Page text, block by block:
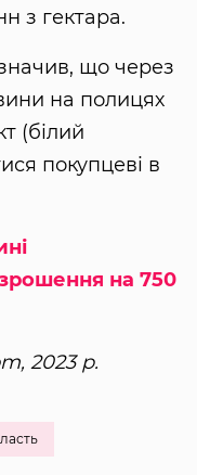
з гектара.
що через
на полицях
(білий
покупцеві в
на 750
2023 р.